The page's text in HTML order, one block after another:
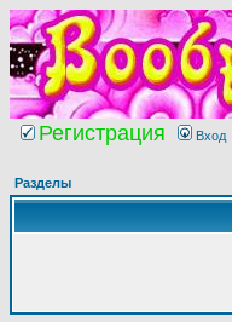
Регистрация Вход
Разделы